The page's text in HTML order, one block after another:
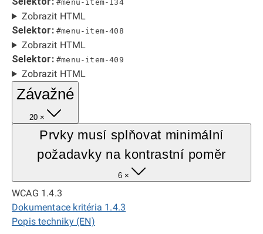
#menu-item-134
Zobrazit HTML
Selektor: #menu-item-408
Zobrazit HTML
Selektor: #menu-item-409
Zobrazit HTML
Závažné
20 ×
Prvky musí splňovat minimální
požadavky na kontrastní poměr
6 ×
WCAG 1.4.3
Dokumentace kritéria 1.4.3
Popis techniky (EN)